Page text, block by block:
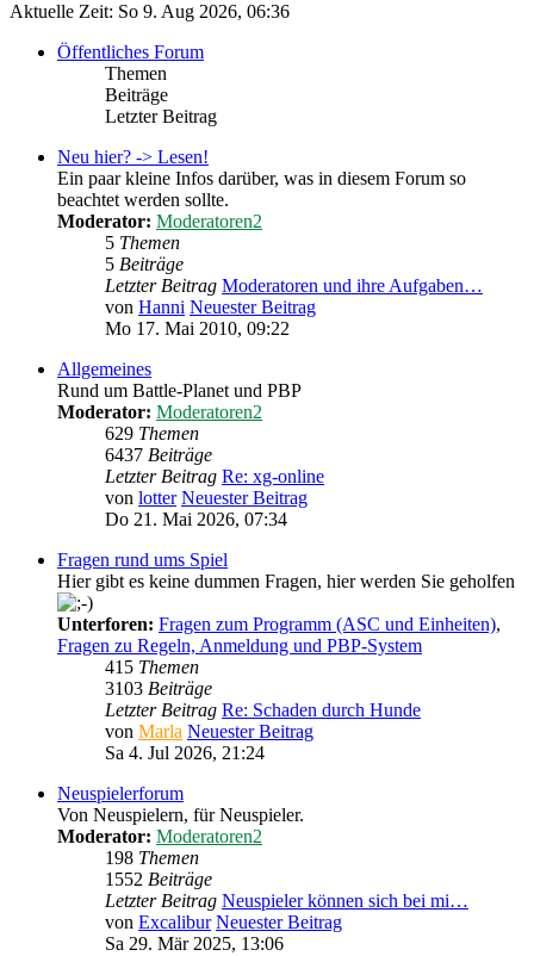
Aktuelle Zeit: So 9. Aug 2026, 06:36
Öffentliches Forum
Themen
Beiträge
Letzter Beitrag
Neu hier? -> Lesen!
Ein paar kleine Infos darüber, was in diesem Forum so
beachtet werden sollte.
Moderator: Moderatoren2
5 Themen
5 Beiträge
Letzter Beitrag Moderatoren und ihre Aufgaben…
von Hanni Neuester Beitrag
Mo 17. Mai 2010, 09:22
Allgemeines
Rund um Battle-Planet und PBP
Moderator: Moderatoren2
629 Themen
6437 Beiträge
Letzter Beitrag Re: xg-online
von lotter Neuester Beitrag
Do 21. Mai 2026, 07:34
Fragen rund ums Spiel
Hier gibt es keine dummen Fragen, hier werden Sie geholfen
Unterforen: Fragen zum Programm (ASC und Einheiten),
Fragen zu Regeln, Anmeldung und PBP-System
415 Themen
3103 Beiträge
Letzter Beitrag Re: Schaden durch Hunde
von Marla Neuester Beitrag
Sa 4. Jul 2026, 21:24
Neuspielerforum
Von Neuspielern, für Neuspieler.
Moderator: Moderatoren2
198 Themen
1552 Beiträge
Letzter Beitrag Neuspieler können sich bei mi…
von Excalibur Neuester Beitrag
Sa 29. Mär 2025, 13:06